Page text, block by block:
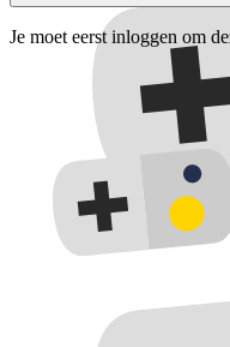
Je moet eerst inloggen om